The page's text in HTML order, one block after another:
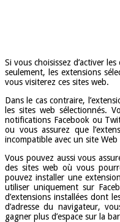
Si vous choisissez d’activer
seulement, les extensions
vous visiterez ces sites web.
Dans le cas contraire,
les sites web sélectionnés.
notifications Facebook ou
ou vous assurez que
incompatible avec un site
Vous pouvez aussi vous
des sites web où vous
pouvez installer une
utiliser uniquement sur
d’extensions installées dont
d’adresse du navigateur,
gagner plus d’espace sur la